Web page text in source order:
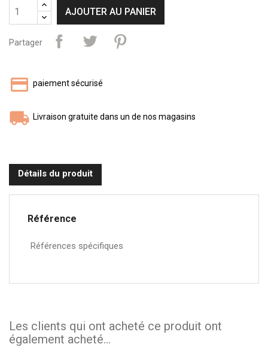
AJOUTER AU PANIER
Partager
paiement sécurisé
Livraison gratuite dans un de nos magasins
Détails du produit
Référence
Références spécifiques
Les clients qui ont acheté ce produit ont
également acheté...